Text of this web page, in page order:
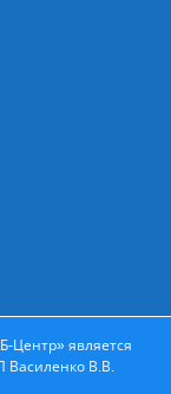
Центр» является
Василенко В.В.